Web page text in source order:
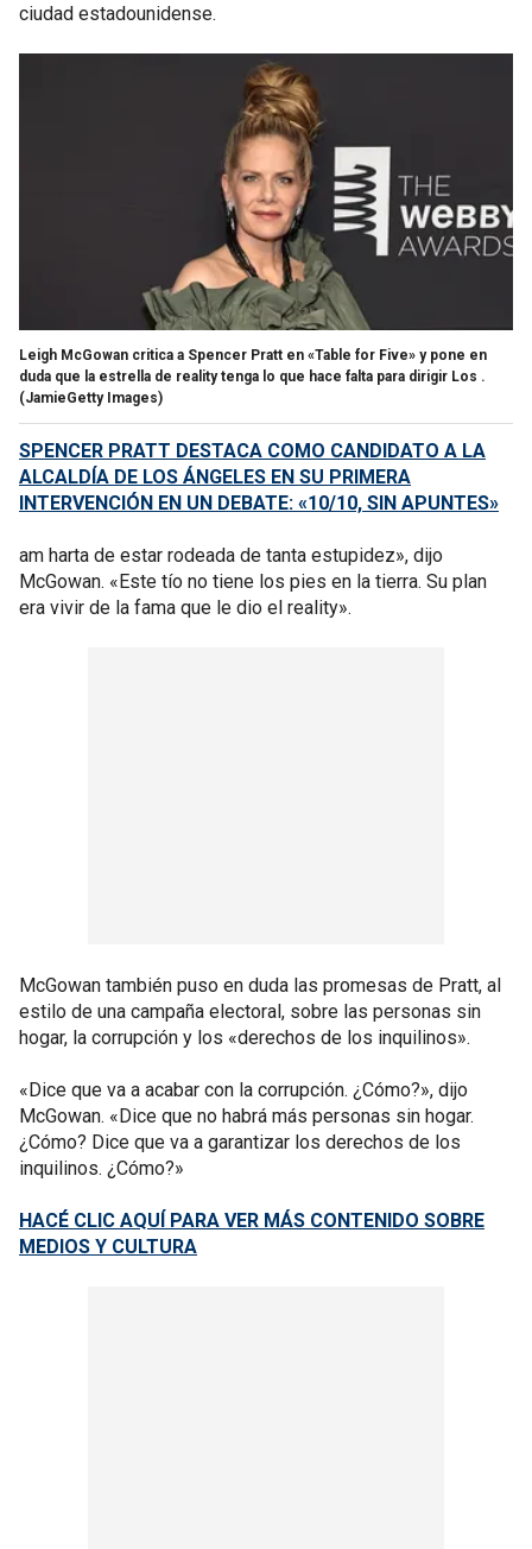
ciudad estadounidense.
Leigh McGowan critica a Spencer Pratt en «Table for Five» y pone en
duda que la estrella de reality tenga lo que hace falta para dirigir Los .
(JamieGetty Images)
SPENCER PRATT DESTACA COMO CANDIDATO A LA
ALCALDÍA DE LOS ÁNGELES EN SU PRIMERA
INTERVENCIÓN EN UN DEBATE: «10/10, SIN APUNTES»
am harta de estar rodeada de tanta estupidez», dijo
McGowan. «Este tío no tiene los pies en la tierra. Su plan
era vivir de la fama que le dio el reality».
McGowan también puso en duda las promesas de Pratt, al
estilo de una campaña electoral, sobre las personas sin
hogar, la corrupción y los «derechos de los inquilinos».
«Dice que va a acabar con la corrupción. ¿Cómo?», dijo
McGowan. «Dice que no habrá más personas sin hogar.
¿Cómo? Dice que va a garantizar los derechos de los
inquilinos. ¿Cómo?»
HACÉ CLIC AQUÍ PARA VER MÁS CONTENIDO SOBRE
MEDIOS Y CULTURA